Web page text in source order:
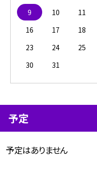
9
10 11
16
17 18
23
24 25
30
31
予定
予定はありません